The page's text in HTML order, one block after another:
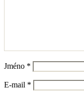
Jméno *
E-mail *